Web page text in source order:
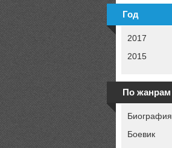
Год
2017
2015
По жанрам
Биография
Боевик